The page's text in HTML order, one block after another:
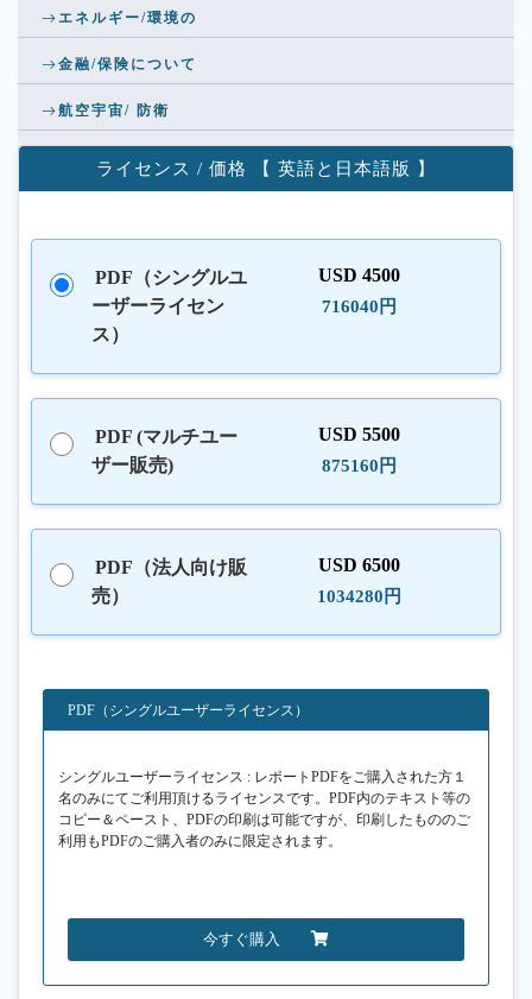
エネルギー/環境の
金融/保険について
航空宇宙/ 防衛
ライセンス / 価格 【 英語と日本語版 】
PDF（シングルユ
ーザーライセン
ス）
USD 4500
716040円
PDF (マルチユー
ザー販売)
USD 5500
875160円
PDF（法人向け販
売）
USD 6500
1034280円
PDF（シングルユーザーライセンス）
シングルユーザーライセンス : レポートPDFをご購入された方１
名のみにてご利用頂けるライセンスです。PDF内のテキスト等の
コピー＆ペースト、PDFの印刷は可能ですが、印刷したもののご
利用もPDFのご購入者のみに限定されます。
今すぐ購入